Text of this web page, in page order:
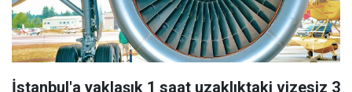
İstanbul'a yaklaşık 1 saat uzaklıktaki vizesiz 3